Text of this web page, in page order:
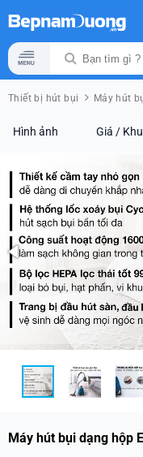
Thiết bị hút bụi Máy hút
Hình ảnh Giá /
Máy hút bụi dạng hộp